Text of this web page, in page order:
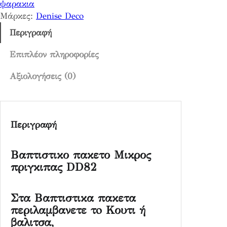
ρ
ο
π
ι
ψαρακια
Μάρκες: Denise Deco
Περιγραφή
Επιπλέον πληροφορίες
Αξιολογήσεις (0)
Περιγραφή
Βαπτιστικο πακετο Μικρος
πριγκιπας DD82
Στα Βαπτιστικα πακετα
περιλαμβανετε τo Κουτι ή
βαλιτσα,